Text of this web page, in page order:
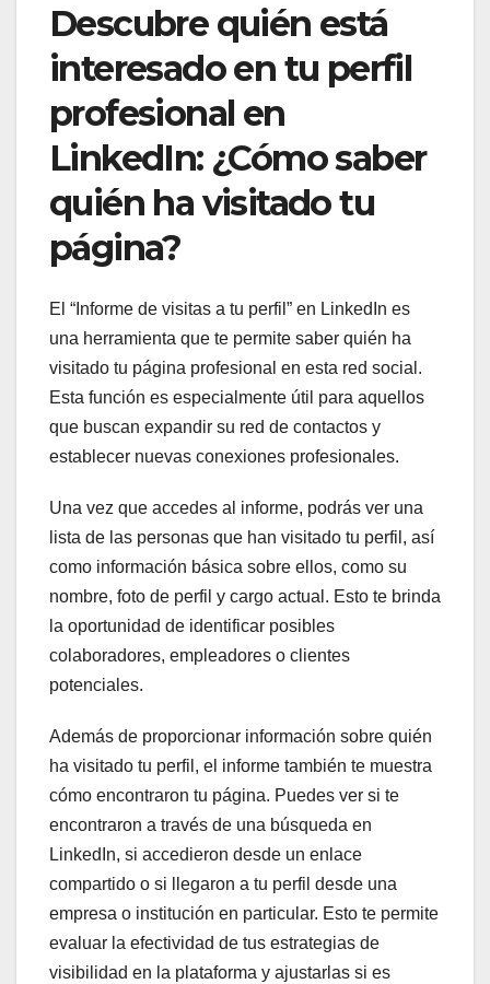
Descubre quién está
interesado en tu perfil
profesional en
LinkedIn: ¿Cómo saber
quién ha visitado tu
página?
El “Informe de visitas a tu perfil” en LinkedIn es
una herramienta que te permite saber quién ha
visitado tu página profesional en esta red social.
Esta función es especialmente útil para aquellos
que buscan expandir su red de contactos y
establecer nuevas conexiones profesionales.
Una vez que accedes al informe, podrás ver una
lista de las personas que han visitado tu perfil, así
como información básica sobre ellos, como su
nombre, foto de perfil y cargo actual. Esto te brinda
la oportunidad de identificar posibles
colaboradores, empleadores o clientes
potenciales.
Además de proporcionar información sobre quién
ha visitado tu perfil, el informe también te muestra
cómo encontraron tu página. Puedes ver si te
encontraron a través de una búsqueda en
LinkedIn, si accedieron desde un enlace
compartido o si llegaron a tu perfil desde una
empresa o institución en particular. Esto te permite
evaluar la efectividad de tus estrategias de
visibilidad en la plataforma y ajustarlas si es